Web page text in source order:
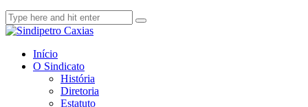
Início
O Sindicato
História
Diretoria
Estatuto